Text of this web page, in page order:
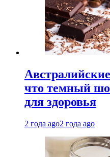
что темный
для здоровья
2 года ago2 года ago